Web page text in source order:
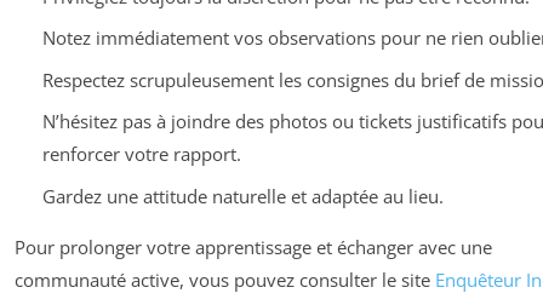
Notez immédiatement vos observations pour ne rien
Respectez scrupuleusement les consignes du brief de
N’hésitez pas à joindre des photos ou tickets justificatifs
renforcer votre rapport.
Gardez une attitude naturelle et adaptée au lieu.
Pour prolonger votre apprentissage et échanger avec une
communauté active, vous pouvez consulter le site Enquêteur